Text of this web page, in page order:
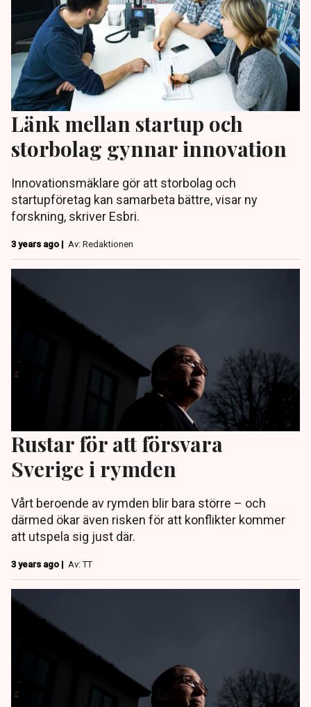
Länk mellan startup och
storbolag gynnar innovation
Innovationsmäklare gör att storbolag och
startupföretag kan samarbeta bättre, visar ny
forskning, skriver Esbri.
3 years ago | Av: Redaktionen
Rustar för att försvara
Sverige i rymden
Vårt beroende av rymden blir bara större – och
därmed ökar även risken för att konflikter kommer
att utspela sig just där.
3 years ago | Av: TT